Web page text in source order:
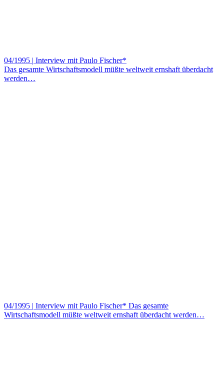
04/1995 | Interview mit Paulo Fischer*
Das gesamte Wirtschaftsmodell müßte weltweit ernshaft überdacht
werden…
04/1995 | Interview mit Paulo Fischer* Das gesamte
Wirtschaftsmodell müßte weltweit ernshaft überdacht werden…